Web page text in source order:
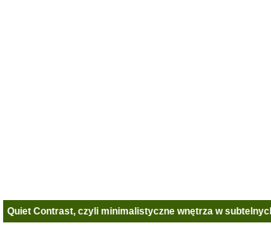
Quiet Contrast, czyli minimalistyczne wnętrza w